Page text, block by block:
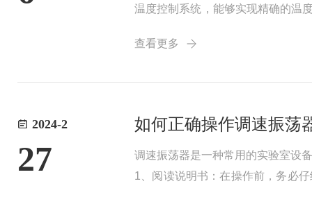
温度控制系统，能够实现精确的温
轻松设置和调整实...
查看更多
2024-2
27
如何正确操作调速振荡
调速振荡器是一种常用的实验室设
1、阅读说明书：在操作前，务必